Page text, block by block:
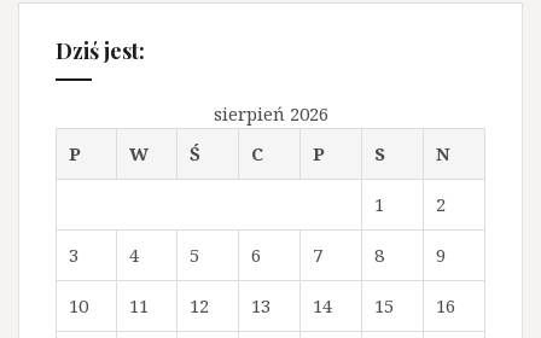
Dziś jest:
sierpień 2026
P
W Ś C P S N
1 2
3 4 5 6 7 8 9
10 11 12 13 14 15 16